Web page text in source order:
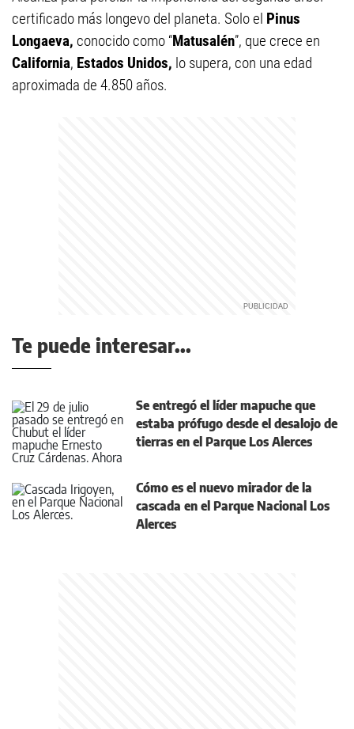
certificado más longevo del planeta. Solo el Pinus
Longaeva, conocido como “Matusalén”, que crece en
California, Estados Unidos, lo supera, con una edad
aproximada de 4.850 años.
Te puede interesar...
Se entregó el líder mapuche que
estaba prófugo desde el desalojo de
tierras en el Parque Los Alerces
Cómo es el nuevo mirador de la
cascada en el Parque Nacional Los
Alerces